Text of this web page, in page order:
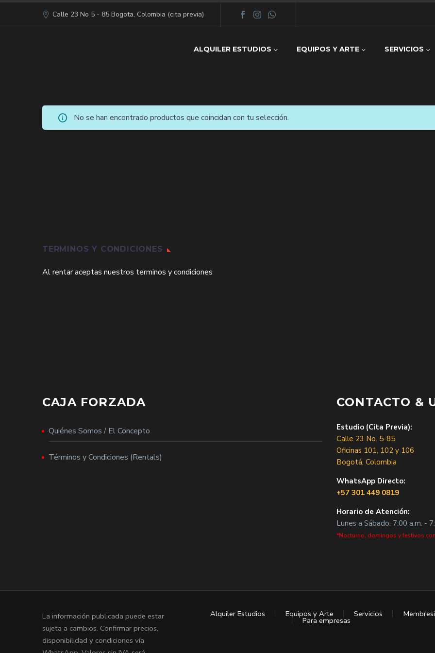
Calle 23 No 5 - 85 Bogota, Colombia (cita previa)
ALQUILER ESTUDIOS EQUIPOS Y ARTE SERVICIOS
No se han encontrado productos que coincidan con tu selección.
TERMINOS Y CONDICIONES
Al rentar aceptas nuestros terminos y condiciones
CAJA FORZADA
Quiénes Somos / El Concepto
Términos y Condiciones (Rentals)
CONTACTO &
Estudio (Cita Previa):
Calle 23 No. 5-85
Oficinas 101, 102 y 106
Bogotá, Colombia
WhatsApp Directo:
+57 301 449 0819
Horario de Atención:
Lunes a Sábado: 7:00 a.m. -
*Nocturno, domingos y festivos
Alquiler Estudios Equipos y Arte Servicios
Para empresas
La información publicada puede estar
sujeta a cambios. Confirmar precios,
disponibilidad y condiciones vía